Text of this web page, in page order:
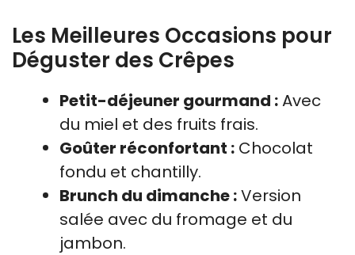
Les Meilleures Occasions pour
Déguster des Crêpes
Petit-déjeuner gourmand :Avec
du miel et des fruits frais.
Goûter réconfortant : Chocolat
fondu et chantilly.
Brunch du dimanche :Version
salée avec du fromage et du
jambon.